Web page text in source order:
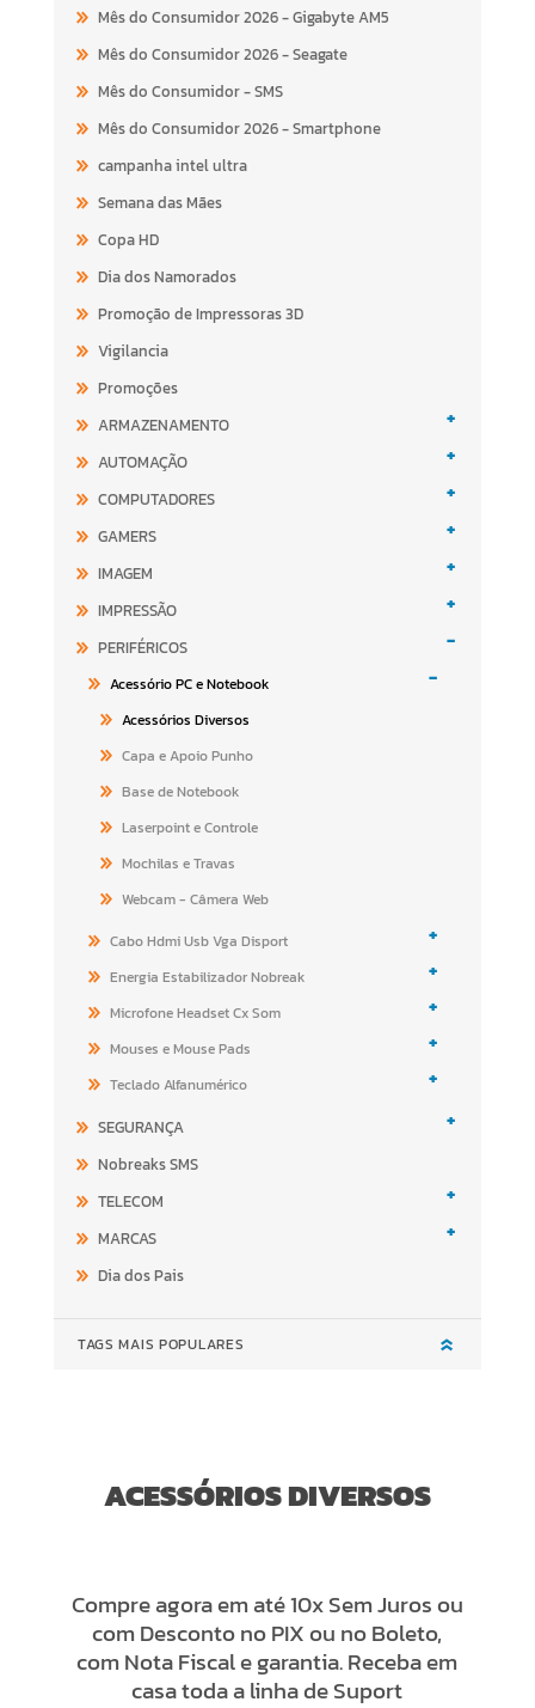
Mês do Consumidor 2026 - Gigabyte AM5
Mês do Consumidor 2026 - Seagate
Mês do Consumidor - SMS
Mês do Consumidor 2026 - Smartphone
campanha intel ultra
Semana das Mães
Copa HD
Dia dos Namorados
Promoção de Impressoras 3D
Vigilancia
Promoções
ARMAZENAMENTO
+
AUTOMAÇÃO +
COMPUTADORES +
GAMERS +
IMAGEM +
IMPRESSÃO +
PERIFÉRICOS -
Acessório PC e Notebook -
Acessórios Diversos
Capa e Apoio Punho
Base de Notebook
Laserpoint e Controle
Mochilas e Travas
Webcam - Câmera Web
Cabo Hdmi Usb Vga Disport
+
Energia Estabilizador Nobreak +
Microfone Headset Cx Som +
Mouses e Mouse Pads +
Teclado Alfanumérico +
SEGURANÇA +
Nobreaks SMS
TELECOM
+
MARCAS +
Dia dos Pais
TAGS MAIS POPULARES
ACESSÓRIOS DIVERSOS
Compre agora em até 10x Sem Juros ou
com Desconto no PIX ou no Boleto,
com Nota Fiscal e garantia. Receba em
casa toda a linha de Suport